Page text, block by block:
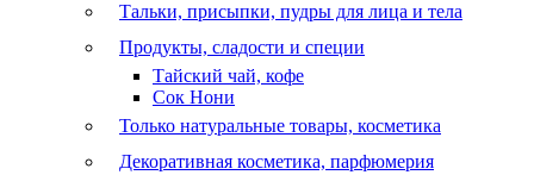
Тальки, присыпки, пудры для лица и тела
Продукты, сладости и специи
Тайский чай, кофе
Сок Нони
Только натуральные товары, косметика
Декоративная косметика, парфюмерия